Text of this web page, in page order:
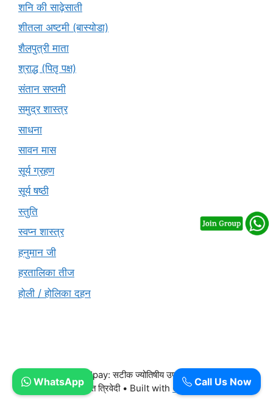
शनि की साढ़ेसाती
शीतला अष्टमी (बास्योडा)
शैलपुत्री माता
श्राद्ध (पितृ पक्ष)
संतान सप्तमी
समुद्र शास्त्र
साधना
सावन मास
सूर्य ग्रहण
सूर्य षष्ठी
स्तुति
स्वप्न शास्त्र
हनुमान जी
हरतालिका तीज
होली / होलिका दहन
© 2026 Free Upay: सटीक ज्योतिषीय उपाय और वास्तु परामर्श -
आचार्य पंडित ललित त्रिवेदी• Built with GeneratePress
Call Us Now
WhatsApp